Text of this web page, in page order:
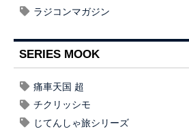
ラジコンマガジン
SERIES MOOK
痛車天国 超
チクリッシモ
じてんしゃ旅シリーズ